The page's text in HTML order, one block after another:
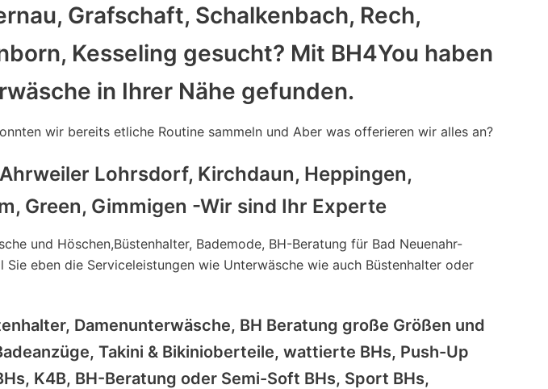
Grafschaft, Schalkenbach, Rech,
Kesseling gesucht? Mit BH4You haben
in Ihrer Nähe gefunden.
wir bereits etliche Routine sammeln und Aber was offerieren wir alles an?
Lohrsdorf, Kirchdaun, Heppingen,
Green, Gimmigen -Wir sind Ihr Experte
und Höschen,Büstenhalter, Bademode, BH-Beratung für Bad Neuenahr-
eben die Serviceleistungen wie Unterwäsche wie auch Büstenhalter oder
Damenunterwäsche, BH Beratung große Größen und
Takini & Bikinioberteile, wattierte BHs, Push-Up
K4B, BH-Beratung oder Semi-Soft BHs, Sport BHs,